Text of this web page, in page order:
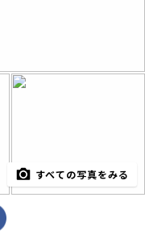
すべての写真をみる